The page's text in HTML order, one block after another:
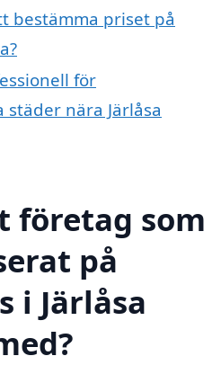
bestämma priset på
för
nära Järlåsa
företag som
på
i Järlåsa